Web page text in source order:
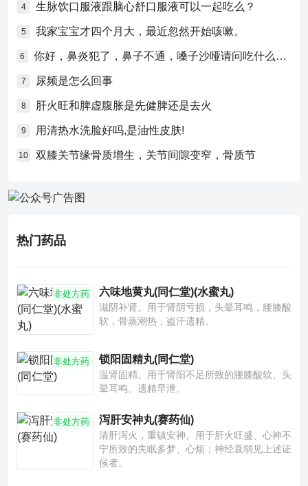
4 生脉饮口服液跟脑心舒口服液可以一起吃么？
5 我家宝宝才四个月大，最近忽然开始咳嗽。
6 你好，鼻炎犯了，鼻子不通，嗓子沙哑请问吃什么药比较好？
7 尿频是怎么回事
8 肝火旺和脾虚腹胀是先健脾还是去火
9 用清热水洗脸好吗,是油性皮肤!
10 双膝关节缘骨质增生，关节间隙变窄，骨质节
热门药品
非处方药 六味地黄丸(同仁堂)(水蜜丸)
滋阴补肾。用于肾阴亏损，头晕耳鸣，腰膝酸
软，骨蒸潮热，盗汗遗精。
非处方药 锁阳固精丸(同仁堂)
温肾固精。用于肾阳不足所致的腰膝酸软、头
晕耳鸣、遗精早泄。
非处方药 泻肝安神丸(赛药仙)
清肝泻火，重镇安神。用于肝火旺盛、心神不
宁所致的失眠多梦、心烦；神经衰弱见上述证
候者。